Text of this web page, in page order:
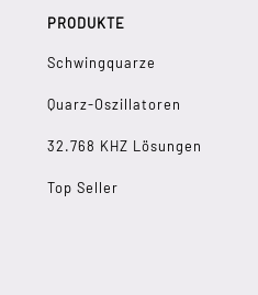
PRODUKTE
Schwingquarze
Quarz-Oszillatoren
32.768 KHZ Lösungen
Top Seller